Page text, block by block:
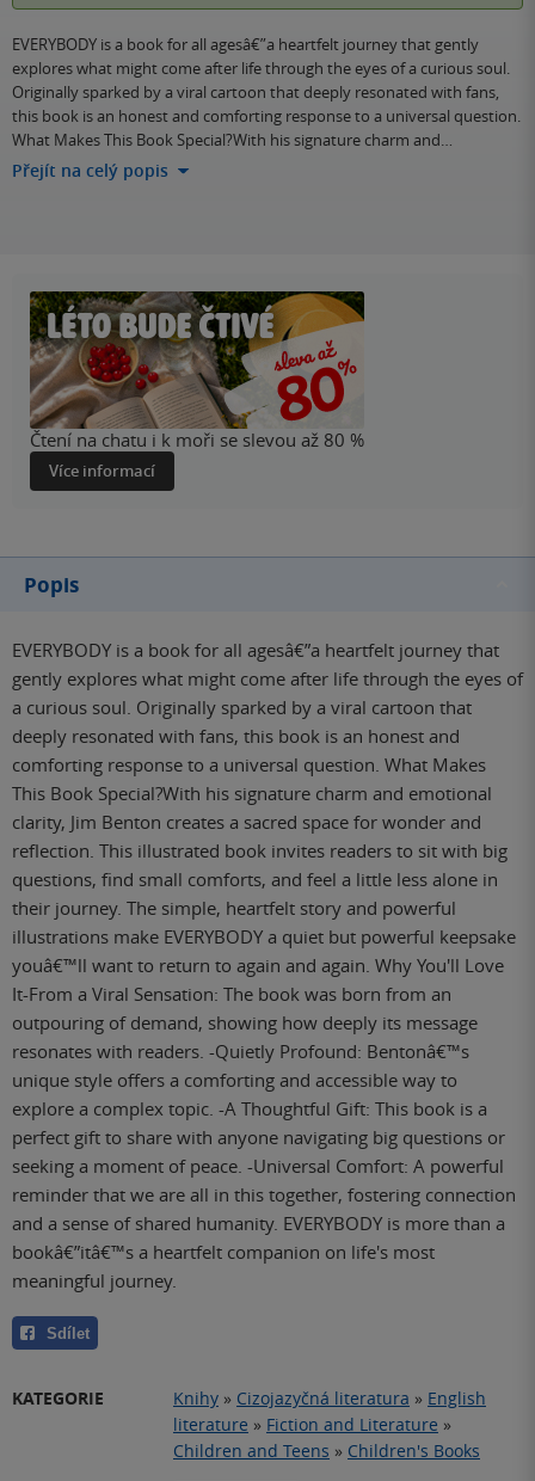
EVERYBODY is a book for all agesâ€”a heartfelt journey that gently
explores what might come after life through the eyes of a curious soul.
Originally sparked by a viral cartoon that deeply resonated with fans,
this book is an honest and comforting response to a universal question.
What Makes This Book Special?With his signature charm and…
Přejít na celý popis
Čtení na chatu i k moři se slevou až 80 %
Více informací
Popis
EVERYBODY is a book for all agesâ€”a heartfelt journey that
gently explores what might come after life through the eyes of
a curious soul. Originally sparked by a viral cartoon that
deeply resonated with fans, this book is an honest and
comforting response to a universal question. What Makes
This Book Special?With his signature charm and emotional
clarity, Jim Benton creates a sacred space for wonder and
reflection. This illustrated book invites readers to sit with big
questions, find small comforts, and feel a little less alone in
their journey. The simple, heartfelt story and powerful
illustrations make EVERYBODY a quiet but powerful keepsake
youâ€™ll want to return to again and again. Why You'll Love
It-From a Viral Sensation: The book was born from an
outpouring of demand, showing how deeply its message
resonates with readers. -Quietly Profound: Bentonâ€™s
unique style offers a comforting and accessible way to
explore a complex topic. -A Thoughtful Gift: This book is a
perfect gift to share with anyone navigating big questions or
seeking a moment of peace. -Universal Comfort: A powerful
reminder that we are all in this together, fostering connection
and a sense of shared humanity. EVERYBODY is more than a
bookâ€”itâ€™s a heartfelt companion on life's most
meaningful journey.
Sdílet
KATEGORIE Knihy » Cizojazyčná literatura » English
literature » Fiction and Literature »
Children and Teens » Children's Books